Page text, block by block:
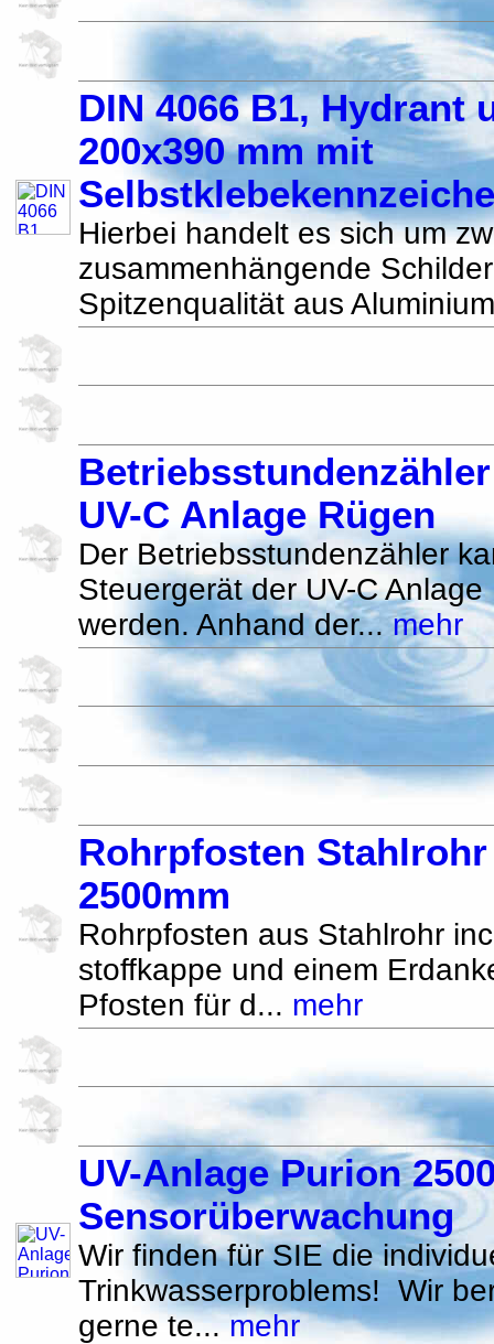
DIN 4066 B1, Hydrant
200x390 mm mit
Hierbei handelt es sich um
zusammenhängende
Spitzenqualität aus
UV-C Anlage Rügen
Der Betriebsstundenzähler
Steuergerät der UV-C
werden. Anhand der...mehr
Rohrpfosten
2500mm
Rohrpfosten aus Stahlrohr
stoffkappe und einem
Pfosten für d... mehr
UV-Anlage Purion
Sensorüberwachung
Wir finden für SIE die
Trinkwasserproblems! Wir
gerne te...mehr